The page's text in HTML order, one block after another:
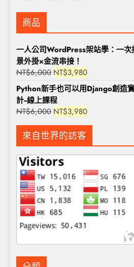
商品
一人公司WordPress架站學：一
景外掛×金流串接！
NT$6,000 原
始
價
格：
NT$6,000。
NT$3,980目
前
價
格：
NT$3,980。
Python新手也可以用Django創造
計--線上課程
NT$6,000 原
價
格：
NT$6,000。
NT$3,980目
格：
NT$3,980。
來自世界的訪客